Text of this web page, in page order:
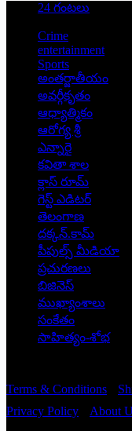
24 గంటలు
Crime
entertainment
Sports
అంతర్జాతీయం
అవర్గీకృతం
ఆధ్యాత్మికం
ఆరోగ్య శ్రీ
ఎన్నారై
కవితా శాల
క్లాస్ రూమ్
గెస్ట్ ఎడిటర్
తెలంగాణ
దక్కన్.కామ్
పీపుల్స్ ‌మీడియా
ప్రచురణలు
బిజినెస్
ముఖ్యాంశాలు
సంకేతం
సాహిత్యం-శోభ
Terms & Conditions
Privacy Policy
About